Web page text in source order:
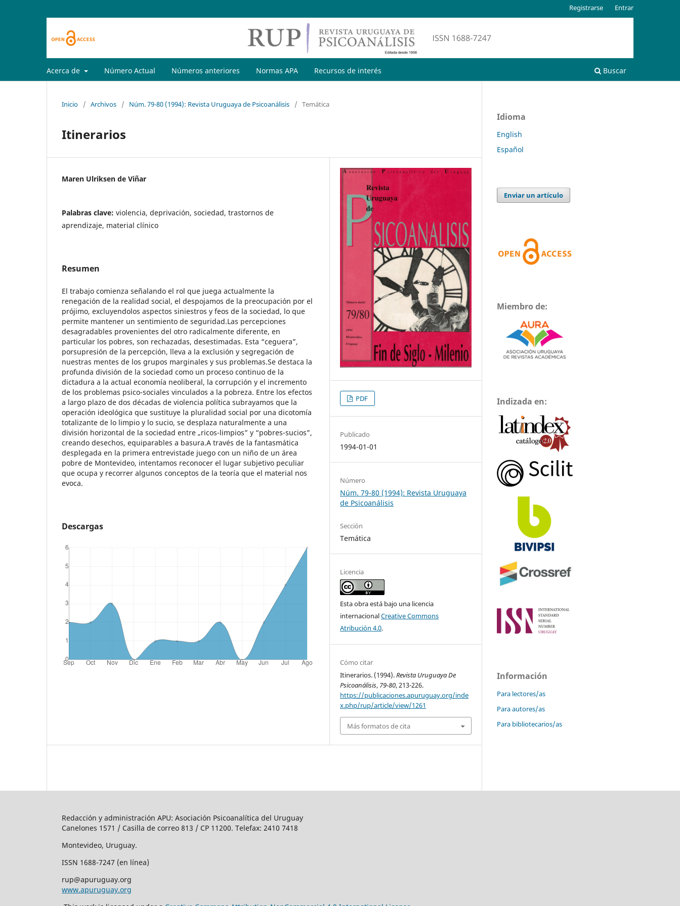
Acerca de Número Actual Números anteriores Normas APA Recursos de interés Buscar
Registrarse Entrar
Inicio / Archivos / Núm. 79-80 (1994): Revista Uruguaya de Psicoanálisis / Temática
Itinerarios
Maren Ulriksen de Viñar
Palabras clave: violencia, deprivación, sociedad, trastornos de
aprendizaje, material clínico
Resumen
El trabajo comienza señalando el rol que juega actualmente la
renegación de la realidad social, el despojamos de la preocupación por el
prójimo, excluyendolos aspectos siniestros y feos de la sociedad, lo que
permite mantener un sentimiento de seguridad.Las percepciones
desagradables provenientes del otro radicalmente diferente, en
particular los pobres, son rechazadas, desestimadas. Esta “ceguera”,
porsupresión de la percepción, lleva a la exclusión y segregación de
nuestras mentes de los grupos marginales y sus problemas.Se destaca la
profunda división de la sociedad como un proceso continuo de la
dictadura a la actual economía neoliberal, la corrupción y el incremento
de los problemas psico-sociales vinculados a la pobreza. Entre los efectos
a largo plazo de dos décadas de violencia política subrayamos que la
operación ideológica que sustituye la pluralidad social por una dicotomía
totalizante de lo limpio y lo sucio, se desplaza naturalmente a una
división horizontal de la sociedad entre „ricos-limpios” y “pobres-sucios”,
creando desechos, equiparables a basura.A través de la fantasmática
desplegada en la primera entrevistade juego con un niño de un área
pobre de Montevideo, intentamos reconocer el lugar subjetivo peculiar
que ocupa y recorrer algunos conceptos de la teoría que el material nos
evoca.
Descargas
PDF
Publicado
1994-01-01
Número
Núm. 79-80 (1994): Revista Uruguaya
de Psicoanálisis
Sección
Temática
Licencia
Esta obra está bajo una licencia
internacionalCreative Commons
Atribución 4.0.
Cómo citar
Itinerarios. (1994).Revista Uruguaya De
Psicoanálisis, 79-80, 213-226.
https://publicaciones.apuruguay.org/inde
x.php/rup/article/view/1261
Más formatos de cita
Idioma
English
Español
Enviar un artículo
Miembro de:
Indizada en:
Información
Para lectores/as
Para autores/as
Para bibliotecarios/as
Redacción y administración APU: Asociación Psicoanalítica del Uruguay
Canelones 1571 / Casilla de correo 813 / CP 11200. Telefax: 2410 7418
Montevideo, Uruguay.
ISSN 1688-7247 (en línea)
rup@apuruguay.org
www.apuruguay.org